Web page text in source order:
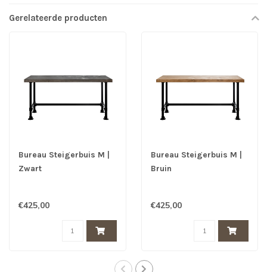
Gerelateerde producten
Bureau Steigerbuis M |
Zwart
€425,00
Bureau Steigerbuis M |
Bruin
€425,00